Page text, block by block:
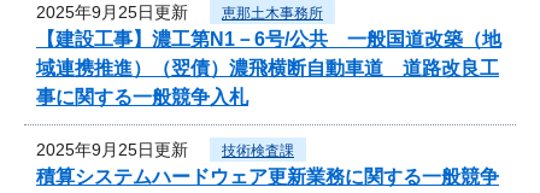
2025年9月25日更新 恵那土木事務所
【建設工事】濃工第N1－6号/公共 一般国道改築（地
域連携推進）（翌債）濃飛横断自動車道 道路改良工
事に関する一般競争入札
2025年9月25日更新 技術検査課
積算システムハードウェア更新業務に関する一般競争